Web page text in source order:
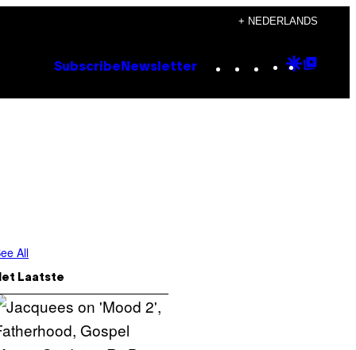
+ NEDERLANDS
Subscribe Newsletter Instagram
TikTok
YouTube
Google
All
Laatste